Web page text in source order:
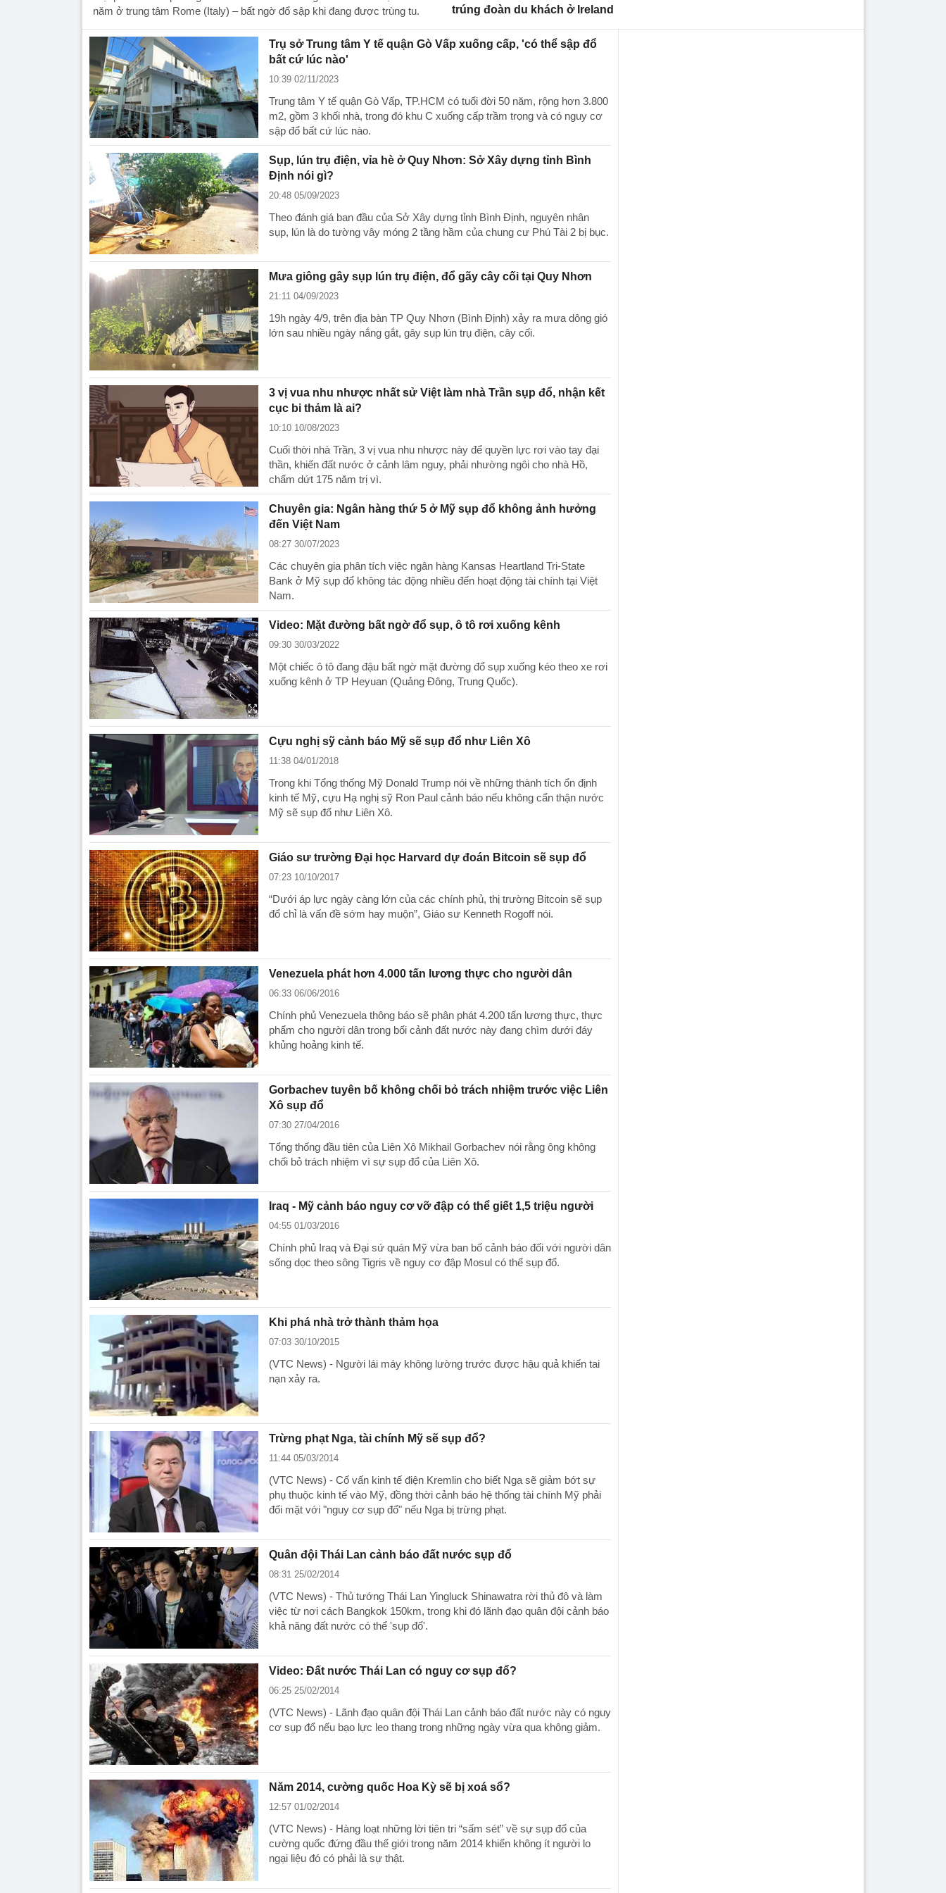
năm ở trung tâm Rome (Italy) – bất ngờ đổ sập khi đang được trùng tu.
trúng đoàn du khách ở Ireland
Trụ sở Trung tâm Y tế quận Gò Vấp xuống cấp, 'có thể sập đổ
bất cứ lúc nào'
10:39 02/11/2023
Trung tâm Y tế quận Gò Vấp, TP.HCM có tuổi đời 50 năm, rộng hơn 3.800
m2, gồm 3 khối nhà, trong đó khu C xuống cấp trầm trọng và có nguy cơ
sập đổ bất cứ lúc nào.
Sụp, lún trụ điện, vỉa hè ở Quy Nhơn: Sở Xây dựng tỉnh Bình
Định nói gì?
20:48 05/09/2023
Theo đánh giá ban đầu của Sở Xây dựng tỉnh Bình Định, nguyên nhân
sụp, lún là do tường vây móng 2 tầng hầm của chung cư Phú Tài 2 bị bục.
Mưa giông gây sụp lún trụ điện, đổ gãy cây cối tại Quy Nhơn
21:11 04/09/2023
19h ngày 4/9, trên địa bàn TP Quy Nhơn (Bình Định) xảy ra mưa dông gió
lớn sau nhiều ngày nắng gắt, gây sụp lún trụ điện, cây cối.
3 vị vua nhu nhược nhất sử Việt làm nhà Trần sụp đổ, nhận kết
cục bi thảm là ai?
10:10 10/08/2023
Cuối thời nhà Trần, 3 vị vua nhu nhược này để quyền lực rơi vào tay đại
thần, khiến đất nước ở cảnh lâm nguy, phải nhường ngôi cho nhà Hồ,
chấm dứt 175 năm trị vì.
Chuyên gia: Ngân hàng thứ 5 ở Mỹ sụp đổ không ảnh hưởng
đến Việt Nam
08:27 30/07/2023
Các chuyên gia phân tích việc ngân hàng Kansas Heartland Tri-State
Bank ở Mỹ sụp đổ không tác động nhiều đến hoạt động tài chính tại Việt
Nam.
Video: Mặt đường bất ngờ đổ sụp, ô tô rơi xuống kênh
09:30 30/03/2022
Một chiếc ô tô đang đậu bất ngờ mặt đường đổ sụp xuống kéo theo xe rơi
xuống kênh ở TP Heyuan (Quảng Đông, Trung Quốc).
Cựu nghị sỹ cảnh báo Mỹ sẽ sụp đổ như Liên Xô
11:38 04/01/2018
Trong khi Tổng thống Mỹ Donald Trump nói về những thành tích ổn định
kinh tế Mỹ, cựu Hạ nghị sỹ Ron Paul cảnh báo nếu không cẩn thận nước
Mỹ sẽ sụp đổ như Liên Xô.
Giáo sư trường Đại học Harvard dự đoán Bitcoin sẽ sụp đổ
07:23 10/10/2017
“Dưới áp lực ngày càng lớn của các chính phủ, thị trường Bitcoin sẽ sụp
đổ chỉ là vấn đề sớm hay muộn”, Giáo sư Kenneth Rogoff nói.
Venezuela phát hơn 4.000 tấn lương thực cho người dân
06:33 06/06/2016
Chính phủ Venezuela thông báo sẽ phân phát 4.200 tấn lương thực, thực
phẩm cho người dân trong bối cảnh đất nước này đang chìm dưới đáy
khủng hoảng kinh tế.
Gorbachev tuyên bố không chối bỏ trách nhiệm trước việc Liên
Xô sụp đổ
07:30 27/04/2016
Tổng thống đầu tiên của Liên Xô Mikhail Gorbachev nói rằng ông không
chối bỏ trách nhiệm vì sự sụp đổ của Liên Xô.
Iraq - Mỹ cảnh báo nguy cơ vỡ đập có thể giết 1,5 triệu người
04:55 01/03/2016
Chính phủ Iraq và Đại sứ quán Mỹ vừa ban bố cảnh báo đối với người dân
sống dọc theo sông Tigris về nguy cơ đập Mosul có thể sụp đổ.
Khi phá nhà trở thành thảm họa
07:03 30/10/2015
(VTC News) - Người lái máy không lường trước được hậu quả khiến tai
nạn xảy ra.
Trừng phạt Nga, tài chính Mỹ sẽ sụp đổ?
11:44 05/03/2014
(VTC News) - Cố vấn kinh tế điện Kremlin cho biết Nga sẽ giảm bớt sự
phụ thuộc kinh tế vào Mỹ, đồng thời cảnh báo hệ thống tài chính Mỹ phải
đối mặt với "nguy cơ sụp đổ" nếu Nga bị trừng phạt.
Quân đội Thái Lan cảnh báo đất nước sụp đổ
08:31 25/02/2014
(VTC News) - Thủ tướng Thái Lan Yingluck Shinawatra rời thủ đô và làm
việc từ nơi cách Bangkok 150km, trong khi đó lãnh đạo quân đội cảnh báo
khả năng đất nước có thể 'sụp đổ'.
Video: Đất nước Thái Lan có nguy cơ sụp đổ?
06:25 25/02/2014
(VTC News) - Lãnh đạo quân đội Thái Lan cảnh báo đất nước này có nguy
cơ sụp đổ nếu bạo lực leo thang trong những ngày vừa qua không giảm.
Năm 2014, cường quốc Hoa Kỳ sẽ bị xoá sổ?
12:57 01/02/2014
(VTC News) - Hàng loạt những lời tiên tri “sấm sét” về sự sụp đổ của
cường quốc đứng đầu thế giới trong năm 2014 khiến không ít người lo
ngại liệu đó có phải là sự thật.